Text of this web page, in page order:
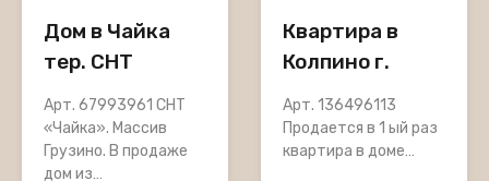
Дом в Чайка
тер. СНТ
Арт. 67993961 СНТ
«Чайка». Массив
Грузино. В продаже
дом из…
Квартира в
Колпино г.
Арт. 136496113
Продается в 1 ый раз
квартира в доме…